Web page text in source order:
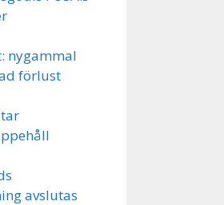
nygammal
förlust
avslutas